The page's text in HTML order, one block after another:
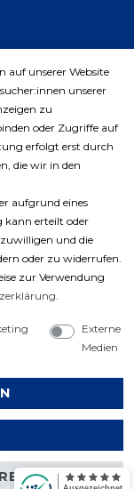
Shop. Alle
auf unserer Website
unserer
zu
oder Zugriffe auf
erfolgt erst durch
die wir in den
aufgrund eines
kann erteilt oder
und die
oder zu widerrufen.
zur Verwendung
.
Externe
Medien